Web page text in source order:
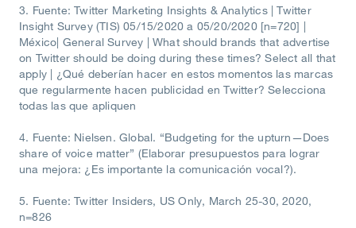
3. Fuente: Twitter Marketing Insights & Analytics | Twitter
Insight Survey (TIS) 05/15/2020 a 05/20/2020 [n=720] |
México| General Survey | What should brands that advertise
on Twitter should be doing during these times? Select all that
apply | ¿Qué deberían hacer en estos momentos las marcas
que regularmente hacen publicidad en Twitter? Selecciona
todas las que apliquen
4. Fuente: Nielsen. Global. “Budgeting for the upturn—Does
share of voice matter” (Elaborar presupuestos para lograr
una mejora: ¿Es importante la comunicación vocal?).
5. Fuente: Twitter Insiders, US Only, March 25-30, 2020,
n=826